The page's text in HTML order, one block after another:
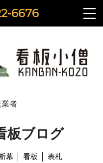
6676
者
板ブログ
幕 看板 表札